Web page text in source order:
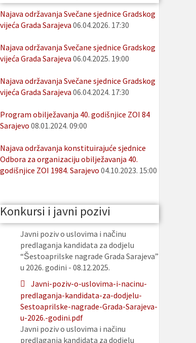
Najava održavanja Svečane sjednice Gradskog
vijeća Grada Sarajeva 06.04.2026. 17:30
Najava održavanja Svečane sjednice Gradskog
vijeća Grada Sarajeva 06.04.2025. 19:00
Najava održavanja Svečane sjednice Gradskog
vijeća Grada Sarajeva 06.04.2024. 17:30
Program obilježavanja 40. godišnjice ZOI 84
Sarajevo 08.01.2024. 09:00
Najava održavanja konstituirajuće sjednice
Odbora za organizaciju obilježavanja 40.
godišnjice ZOI 1984. Sarajevo 04.10.2023. 15:00
Konkursi i javni pozivi
Javni poziv o uslovima i načinu
predlaganja kandidata za dodjelu
“Šestoaprilske nagrade Grada Sarajeva”
u 2026. godini - 08.12.2025.
Javni-poziv-o-uslovima-i-nacinu-
predlaganja-kandidata-za-dodjelu-
Sestoaprilske-nagrade-Grada-Sarajeva-
u-2026.-godini.pdf
Javni poziv o uslovima i načinu
predlaganja kandidata za dodjelu